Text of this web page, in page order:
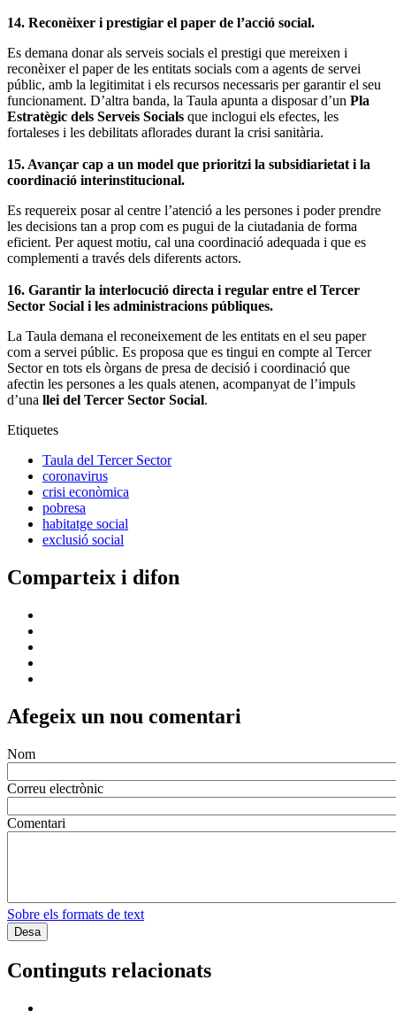
14. Reconèixer i prestigiar el paper de l’acció social.
Es demana donar als serveis socials el prestigi que mereixen i
reconèixer el paper de les entitats socials com a agents de servei
públic, amb la legitimitat i els recursos necessaris per garantir el seu
funcionament. D’altra banda, la Taula apunta a disposar d’un Pla
Estratègic dels Serveis Socials que inclogui els efectes, les
fortaleses i les debilitats aflorades durant la crisi sanitària.
15. Avançar cap a un model que prioritzi la subsidiarietat i la
coordinació interinstitucional.
Es requereix posar al centre l’atenció a les persones i poder prendre
les decisions tan a prop com es pugui de la ciutadania de forma
eficient. Per aquest motiu, cal una coordinació adequada i que es
complementi a través dels diferents actors.
16. Garantir la interlocució directa i regular entre el Tercer
Sector Social i les administracions públiques.
La Taula demana el reconeixement de les entitats en el seu paper
com a servei públic. Es proposa que es tingui en compte al Tercer
Sector en tots els òrgans de presa de decisió i coordinació que
afectin les persones a les quals atenen, acompanyat de l’impuls
d’una llei del Tercer Sector Social.
Etiquetes
Taula del Tercer Sector
coronavirus
crisi econòmica
pobresa
habitatge social
exclusió social
Comparteix i difon
Afegeix un nou comentari
Nom
Correu electrònic
Comentari
Sobre els formats de text
Continguts relacionats